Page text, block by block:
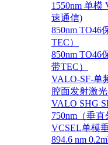
1550nm 单模
速通信)
850nm TO46
TEC）
850nm TO46
带TEC）
VALO-SF-单
腔面发射激光
VALO SHG
750nm（垂直
VCSEL单模
894.6 nm